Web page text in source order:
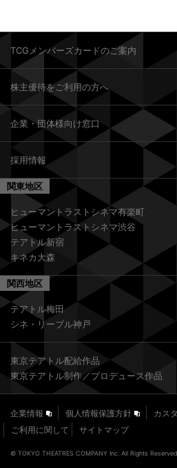
TCGメンバーズカードのご案内
株主優待をご利用の方へ
企業・団体様向け窓口
採用情報
関東地区
ヒューマントラストシネマ有楽町
ヒューマントラストシネマ渋谷
テアトル新宿
キネカ大森
関西地区
テアトル梅田
シネ・リーブル神戸
東京テアトル配給作品
東京テアトル制作／プロデュース作品
企業情報 個人情報保護方針
カス
ご利用に関して
サイトマップ
© TOKYO THEATRES COMPANY Inc. All Rights